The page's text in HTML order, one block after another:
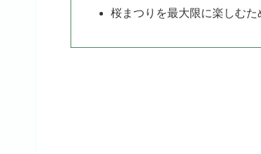
桜まつりを最大限に楽しむ